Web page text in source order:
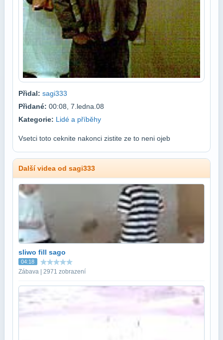
Přidal: sagi333
Přidané: 00:08, 7.ledna.08
Kategorie: Lidé a příběhy
Vsetci toto ceknite nakonci zistite ze to neni ojeb
Další videa od sagi333
sliwo fill sago
04:18
Zábava | 2971 zobrazení